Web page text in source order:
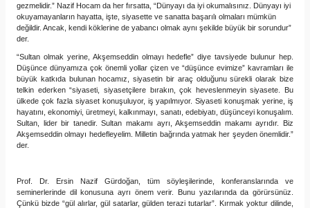
gezmelidir.” Nazif Hocam da her fırsatta, “Dünyayı da iyi okumalısınız. Dünyayı iyi
okuyamayanların hayatta, işte, siyasette ve sanatta başarılı olmaları mümkün
değildir. Ancak, kendi köklerine de yabancı olmak aynı şekilde büyük bir sorundur”
der.
“Sultan olmak yerine, Akşemseddin olmayı hedefle” diye tavsiyede bulunur hep.
Düşünce dünyamıza çok önemli yollar çizen ve “düşünce evimize” kavramları ile
büyük katkıda bulunan hocamız, siyasetin bir araç olduğunu sürekli olarak bize
telkin ederken “siyaseti, siyasetçilere bırakın, çok heveslenmeyin siyasete. Bu
ülkede çok fazla siyaset konuşuluyor, iş yapılmıyor. Siyaseti konuşmak yerine, iş
hayatını, ekonomiyi, üretmeyi, kalkınmayı, sanatı, edebiyatı, düşünceyi konuşalım.
Sultan, lider bir tanedir. Sultan makamı ayrı, Akşemseddin makamı ayrıdır. Biz
Akşemseddin olmayı hedefleyelim. Milletin bağrında yatmak her şeyden önemlidir.”
der.
Prof. Dr. Ersin Nazif Gürdoğan, tüm söyleşilerinde, konferanslarında ve
seminerlerinde dil konusuna ayrı önem verir. Bunu yazılarında da görürsünüz.
Çünkü bizde “gül alırlar, gül satarlar, gülden terazi tutarlar”. Kırmak yoktur dilinde,